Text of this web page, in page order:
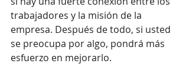
trabajadores y la misión de la
empresa. Después de todo, si usted
se preocupa por algo, pondrá más
esfuerzo en mejorarlo.